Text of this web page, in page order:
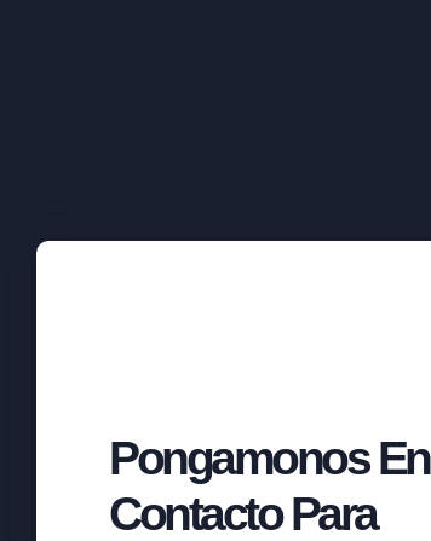
Pongamonos En
Contacto Para